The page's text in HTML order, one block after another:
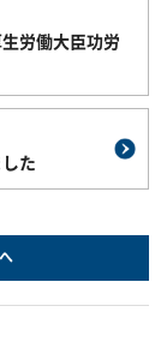
労働大臣功労
た